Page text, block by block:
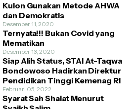
Kulon Gunakan Metode AHWA
dan Demokratis
Desember 11, 2020
Ternyata!!! Bukan Covid yang
Mematikan
Desember 13, 2020
Siap Alih Status, STAI At-Taqwa
Bondowoso Hadirkan Direktur
Pendidikan Tinggi Kemenag RI
Februari 05, 2022
Syarat Sah Shalat Menurut